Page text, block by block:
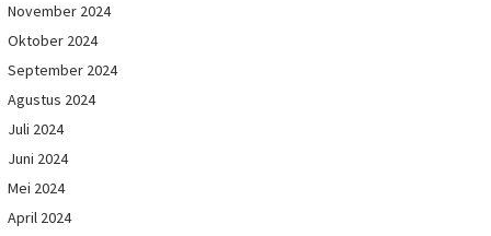
November 2024
Oktober 2024
September 2024
Agustus 2024
Juli 2024
Juni 2024
Mei 2024
April 2024